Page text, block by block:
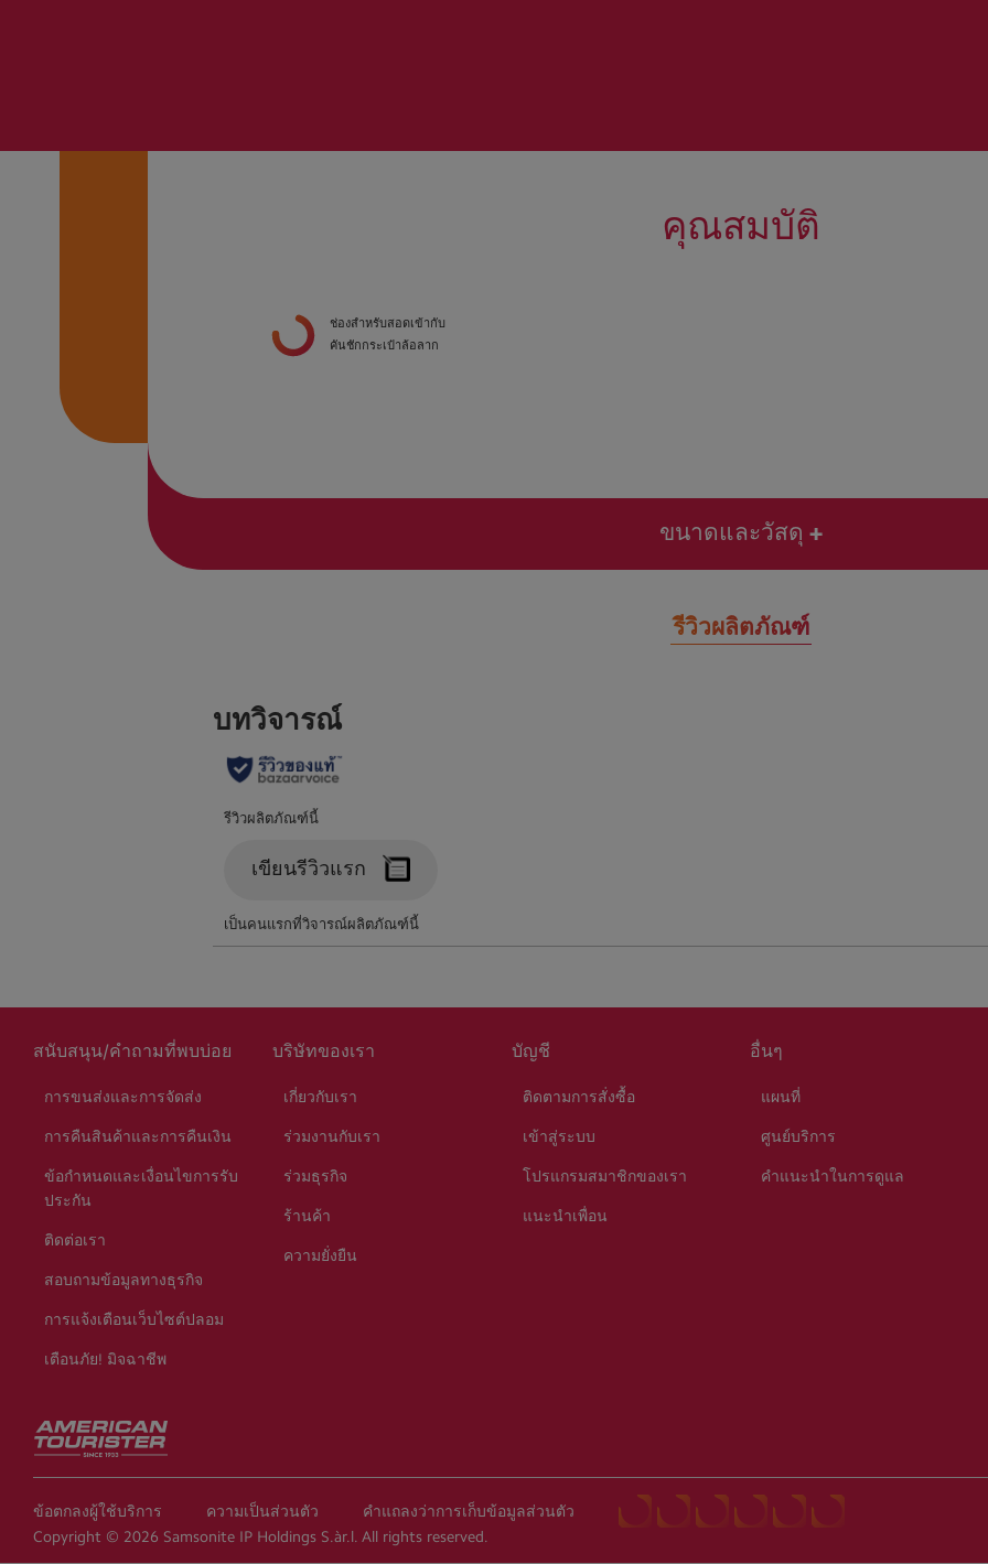
คุณสมบัติ
ช่องสำหรับสอดเข้ากับ
คันชักกระเป๋าล้อลาก
ขนาดและวัสดุ
รีวิวผลิตภัณฑ์
สนับสนุน/คำถามที่พบบ่อย
การขนส่งและการจัดส่ง
การคืนสินค้าและการคืนเงิน
ข้อกำหนดและเงื่อนไขการรับ
ประกัน
ติดต่อเรา
สอบถามข้อมูลทางธุรกิจ
การแจ้งเตือนเว็บไซต์ปลอม
เตือนภัย! มิจฉาชีพ
บริษัทของเรา
เกี่ยวกับเรา
ร่วมงานกับเรา
ร่วมธุรกิจ
ร้านค้า
ความยั่งยืน
บัญชี
ติดตามการสั่งซื้อ
เข้าสู่ระบบ
โปรแกรมสมาชิกของเรา
แนะนำเพื่อน
อื่นๆ
แผนที่
ศูนย์บริการ
คำแนะนำในการดูแล
ข้อตกลงผู้ใช้บริการ ความเป็นส่วนตัว
คำแถลงว่าการเก็บข้อมูลส่วนตัว
Copyright © 2026 Samsonite IP Holdings S.àr.l. All rights reserved.